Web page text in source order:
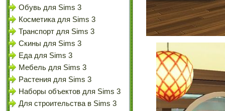
Обувь для Sims 3
Косметика для Sims 3
Транспорт для Sims 3
Скины для Sims 3
Еда для Sims 3
Мебель для Sims 3
Растения для Sims 3
Наборы объектов для Sims 3
Для строительства в Sims 3